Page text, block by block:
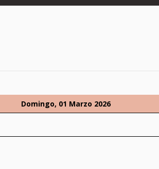
Domingo, 01 Marzo 2026